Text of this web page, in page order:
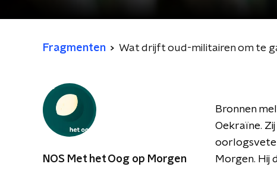
Fragmenten Wat drijft oud-militairen om te
NOS Met het Oog op Morgen
Bronnen
Oekraïne.
Morgen. Hij